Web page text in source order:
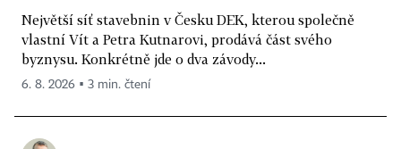
Největší síť stavebnin v Česku DEK, kterou společně
vlastní Vít a Petra Kutnarovi, prodává část svého
byznysu. Konkrétně jde o dva závody...
6. 8. 2026 ▪ 3 min. čtení